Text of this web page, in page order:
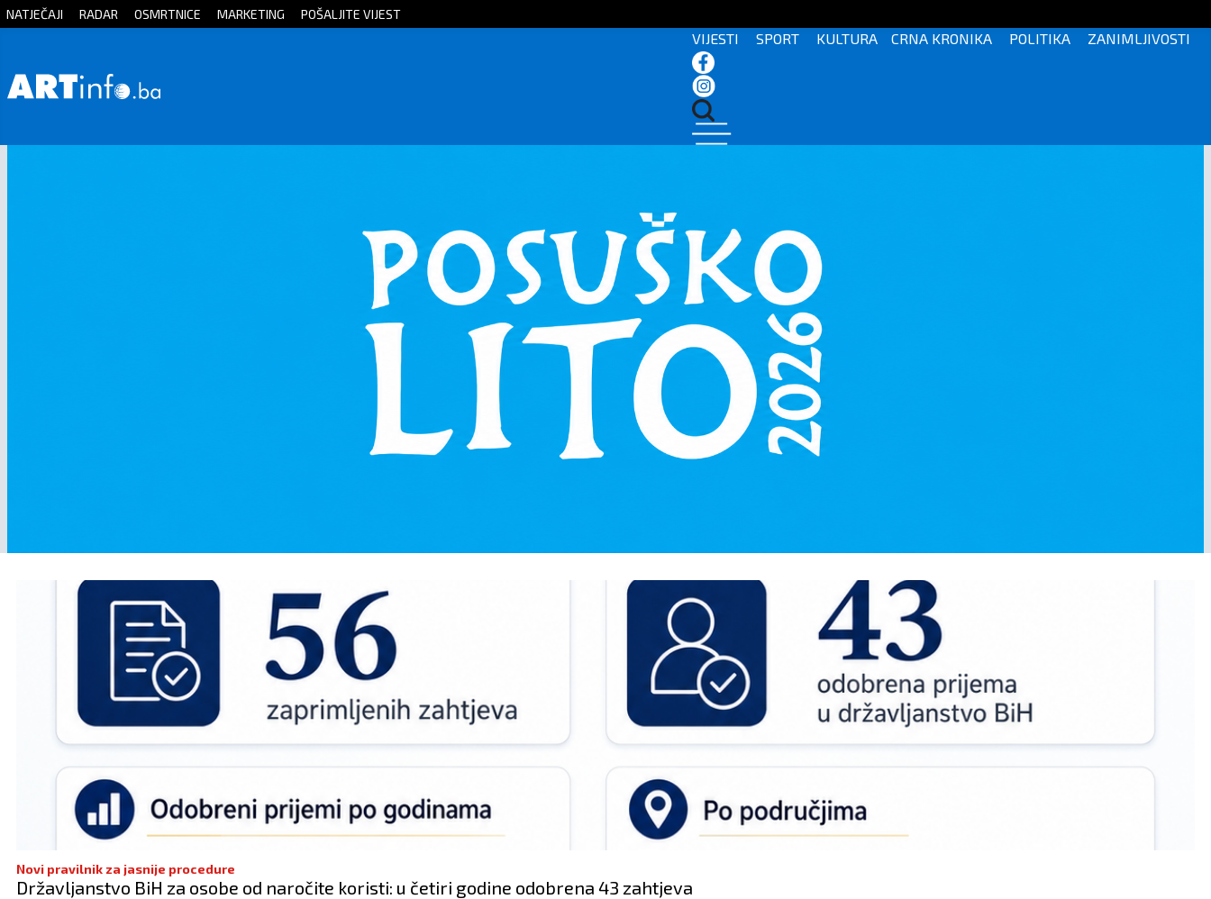
Početna
NATJEČAJI RADAR OSMRTNICE MARKETING POŠALJITE VIJEST
VIJESTI SPORT KULTURA CRNA KRONIKA POLITIKA ZANIMLJIVOSTI
Novi pravilnik za jasnije procedure
Državljanstvo BiH za osobe od naročite koristi: u četiri godine odobrena 43 zahtjeva